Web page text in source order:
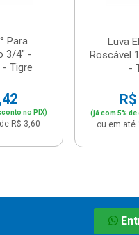
Para
3/4" -
- Tigre
no PIX)
R$ 3,60
Luva
Roscável
-
(já com 5%
ou em até